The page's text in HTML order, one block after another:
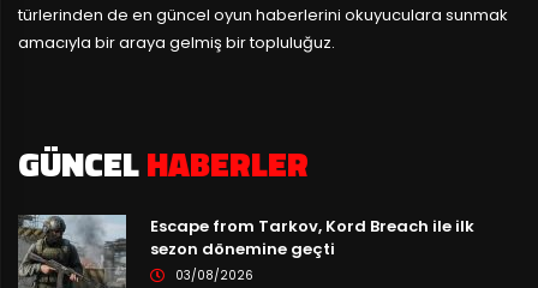
türlerinden de en güncel oyun haberlerini okuyuculara sunmak
amacıyla bir araya gelmiş bir topluluğuz.
GÜNCELHABERLER
Escape from Tarkov, Kord Breach ile ilk
sezon dönemine geçti
03/08/2026